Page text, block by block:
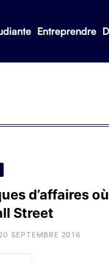
Entreprendre
d’affaires où
Street
SEPTEMBRE 2016